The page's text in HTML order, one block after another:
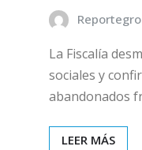
La Fiscalía
sociales y
abandonados
LEER MÁS